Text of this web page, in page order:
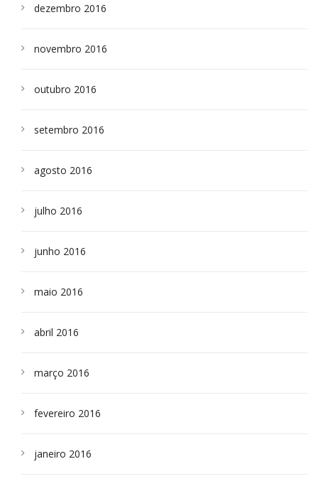
dezembro 2016
novembro 2016
outubro 2016
setembro 2016
agosto 2016
julho 2016
junho 2016
maio 2016
abril 2016
março 2016
fevereiro 2016
janeiro 2016